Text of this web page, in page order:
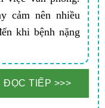
cảm nên nhiều
khi bệnh nặng